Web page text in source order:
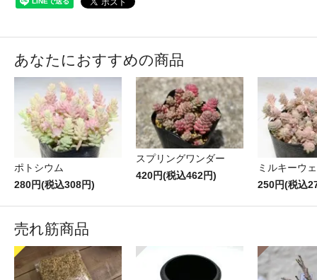
あなたにおすすめの商品
ポトシウム
280円(税込308円)
スプリングワンダー
420円(税込462円)
ミルキーウ
250円(税込
売れ筋商品